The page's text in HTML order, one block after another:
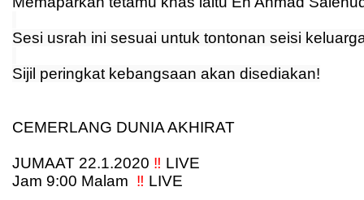
Sesi usrah ini sesuai untuk tontonan seisi
Sijil peringkat kebangsaan akan disediakan!
CEMERLANG DUNIA AKHIRAT
JUMAAT 22.1.2020 ‼️ LIVE
Jam 9:00 Malam ‼️ LIVE